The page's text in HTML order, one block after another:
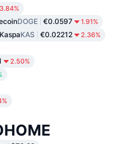
3.84%
DOGE €0.0597 1.91%
KaspaKAS €0.02212 2.36%
2.50%